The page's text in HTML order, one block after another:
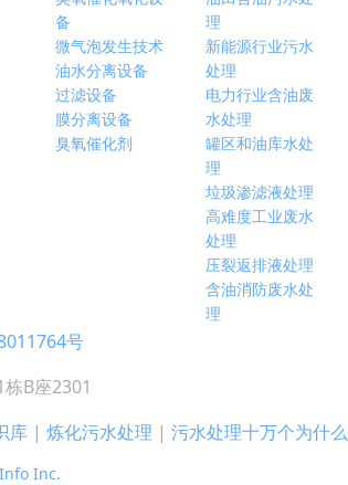
备
微气泡发生技术
油水分离设备
过滤设备
膜分离设备
臭氧催化剂
理
新能源行业污水
处理
电力行业含油废
水处理
罐区和油库水处
理
垃圾渗滤液处理
高难度工业废水
处理
压裂返排液处理
含油消防废水处
理
号
B座2301
库| 炼化污水处理 | 污水处理十万个为什么
Inc.